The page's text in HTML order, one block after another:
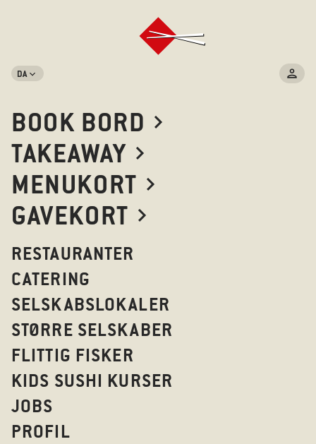
DA
BOOK BORD
TAKEAWAY
MENUKORT
GAVEKORT
RESTAURANTER
CATERING
SELSKABSLOKALER
STØRRE SELSKABER
FLITTIG FISKER
KIDS SUSHI KURSER
JOBS
PROFIL